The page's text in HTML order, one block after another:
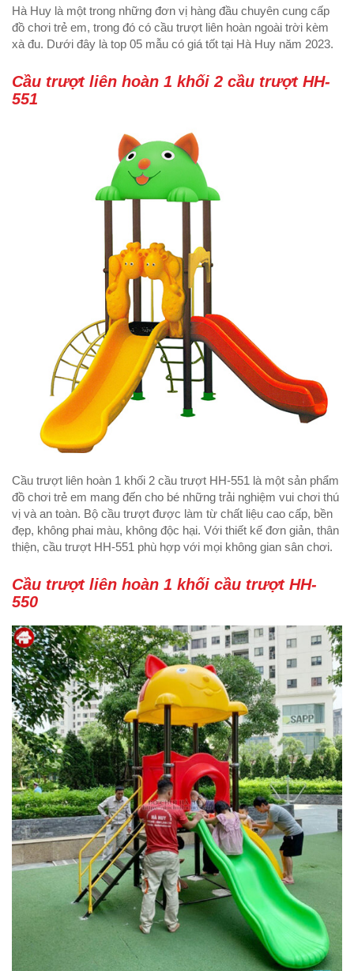
Hà Huy là một trong những đơn vị hàng đầu chuyên cung cấp
đồ chơi trẻ em, trong đó có cầu trượt liên hoàn ngoài trời kèm
xà đu. Dưới đây là top 05 mẫu có giá tốt tại Hà Huy năm 2023.
Cầu trượt liên hoàn 1 khối 2 cầu trượt HH-
551
Cầu trượt liên hoàn 1 khối 2 cầu trượt HH-551 là một sản phẩm
đồ chơi trẻ em mang đến cho bé những trải nghiệm vui chơi thú
vị và an toàn. Bộ cầu trượt được làm từ chất liệu cao cấp, bền
đẹp, không phai màu, không độc hại. Với thiết kế đơn giản, thân
thiện, cầu trượt HH-551 phù hợp với mọi không gian sân chơi.
Cầu trượt liên hoàn 1 khối cầu trượt HH-
550